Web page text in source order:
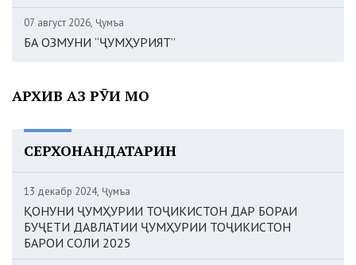
07 август 2026, Ҷумъа
БА ОЗМУНИ “ҶУМҲУРИЯТ”
АРХИВ АЗ РӮИ МОҲ
СЕРХОНАНДАТАРИН
13 декабр 2024, Ҷумъа
ҚОНУНИ ҶУМҲУРИИ ТОҶИКИСТОН ДАР БОРАИ
БУҶЕТИ ДАВЛАТИИ ҶУМҲУРИИ ТОҶИКИСТОН
БАРОИ СОЛИ 2025